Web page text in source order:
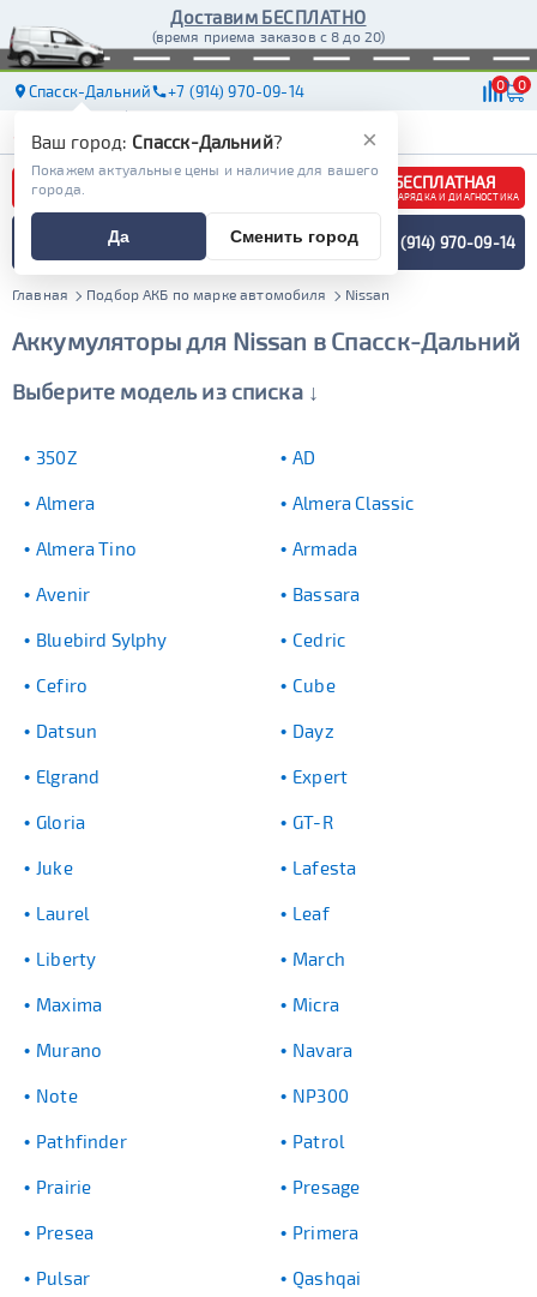
Доставим БЕСПЛАТНО
(время приема заказов с 8 до 20)
Спасск-Дальний +7 (914) 970-09-14 0 0
АКБ МАСЛА МАГАЗИНЫ ДОСТАВКА
БЕСПЛАТНАЯ
ЗАРЯДКА И ДИАГНОСТИКА
ПОДБОР АККУМУЛЯТОРА
СПЕЦИАЛИСТОМ +7 (914) 970-09-14
Главная Подбор АКБ по марке автомобиля Nissan
Аккумуляторы для Nissan в Спасск-Дальний
Выберите модель из списка ↓
350Z AD
Almera Almera Classic
Almera Tino Armada
Avenir Bassara
Bluebird Sylphy Cedric
Cefiro Cube
Datsun Dayz
Elgrand Expert
Gloria GT-R
Juke Lafesta
Laurel Leaf
Liberty March
Maxima Micra
Murano Navara
Note NP300
Pathfinder Patrol
Prairie Presage
Presea Primera
Pulsar Qashqai
×
Ваш город: Спасск-Дальний?
Покажем актуальные цены и наличие для вашего
города.
Да Сменить город